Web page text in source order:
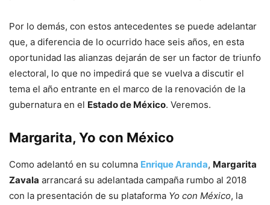
Por lo demás, con estos antecedentes se puede adelantar
que, a diferencia de lo ocurrido hace seis años, en esta
oportunidad las alianzas dejarán de ser un factor de triunfo
electoral, lo que no impedirá que se vuelva a discutir el
tema el año entrante en el marco de la renovación de la
gubernatura en el Estado de México. Veremos.
Margarita, Yo con México
Como adelantó en su columna Enrique Aranda, Margarita
Zavala arrancará su adelantada campaña rumbo al 2018
con la presentación de su plataforma Yo con México, la